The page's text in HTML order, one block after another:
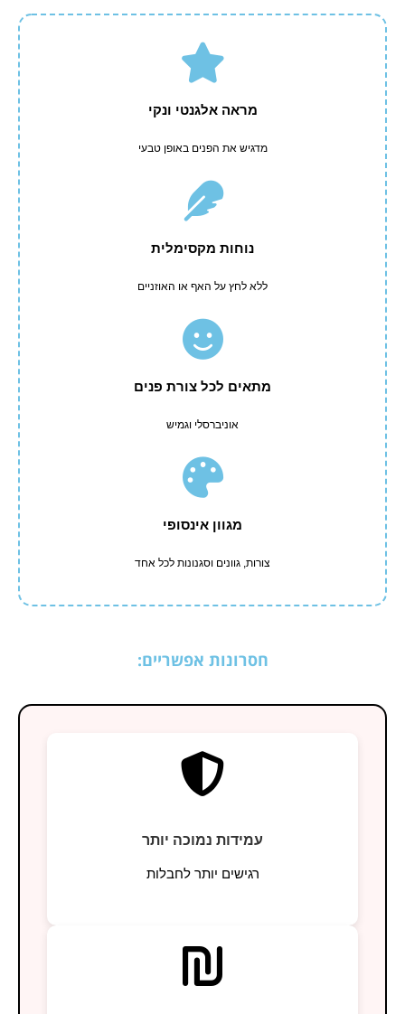
מראה אלגנטי ונקי
מדגיש את הפנים באופן טבעי
נוחות מקסימלית
ללא לחץ על האף או האוזניים
מתאים לכל צורת פנים
אוניברסלי וגמיש
מגוון אינסופי
צורות, גוונים וסגנונות לכל אחד
חסרונות אפשריים:
עמידות נמוכה יותר
רגישים יותר לחבלות